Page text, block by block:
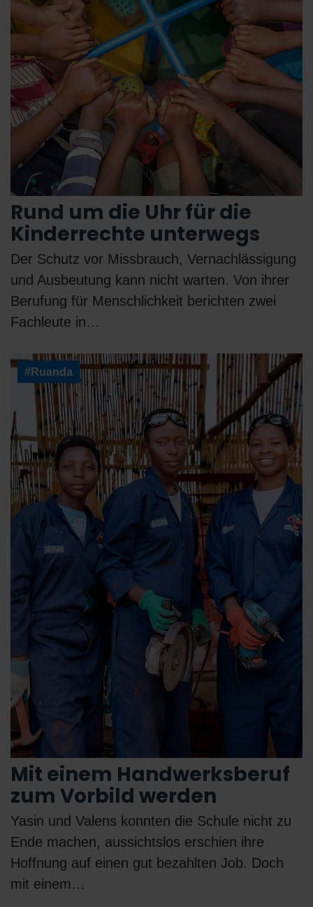
Rund um die Uhr für die
Kinderrechte unterwegs
Der Schutz vor Missbrauch, Vernachlässigung
und Ausbeutung kann nicht warten. Von ihrer
Berufung für Menschlichkeit berichten zwei
Fachleute in…
#Ruanda
Mit einem Handwerksberuf
zum Vorbild werden
Yasin und Valens konnten die Schule nicht zu
Ende machen, aussichtslos erschien ihre
Hoffnung auf einen gut bezahlten Job. Doch
mit einem…